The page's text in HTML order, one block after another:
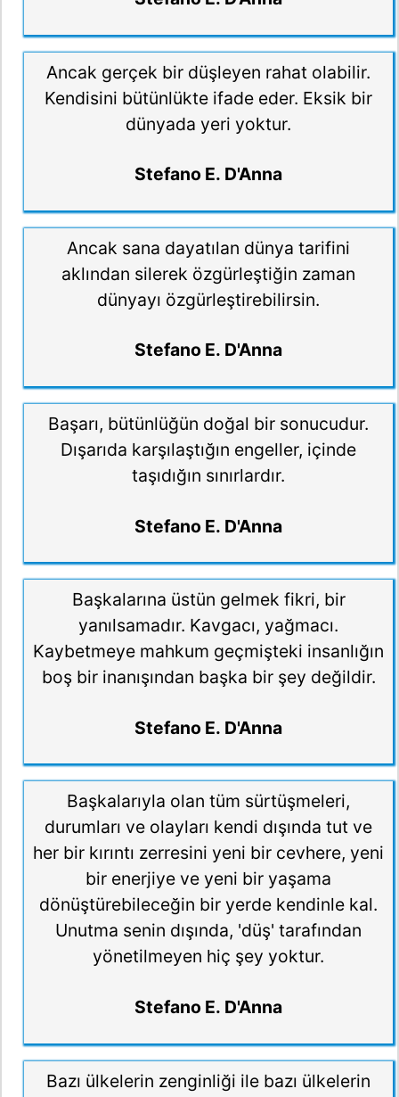
Ancak gerçek bir düşleyen rahat olabilir.
Kendisini bütünlükte ifade eder. Eksik bir
dünyada yeri yoktur.
Stefano E. D'Anna
Ancak sana dayatılan dünya tarifini
aklından silerek özgürleştiğin zaman
dünyayı özgürleştirebilirsin.
Stefano E. D'Anna
Başarı, bütünlüğün doğal bir sonucudur.
Dışarıda karşılaştığın engeller, içinde
taşıdığın sınırlardır.
Stefano E. D'Anna
Başkalarına üstün gelmek fikri, bir
yanılsamadır. Kavgacı, yağmacı.
Kaybetmeye mahkum geçmişteki insanlığın
boş bir inanışından başka bir şey değildir.
Stefano E. D'Anna
Başkalarıyla olan tüm sürtüşmeleri,
durumları ve olayları kendi dışında tut ve
her bir kırıntı zerresini yeni bir cevhere, yeni
bir enerjiye ve yeni bir yaşama
dönüştürebileceğin bir yerde kendinle kal.
Unutma senin dışında, 'düş' tarafından
yönetilmeyen hiç şey yoktur.
Stefano E. D'Anna
Bazı ülkelerin zenginliği ile bazı ülkelerin